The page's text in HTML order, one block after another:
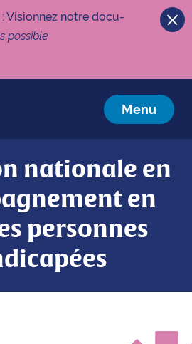
Visionnez notre docu-
possible
Menu
nationale en
en
personnes